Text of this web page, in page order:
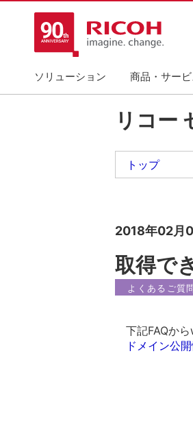
ソリューション 商品・サービ
リコー
トップ
2018年02月
取得で
よくあるご質
下記FAQか
ドメイン公